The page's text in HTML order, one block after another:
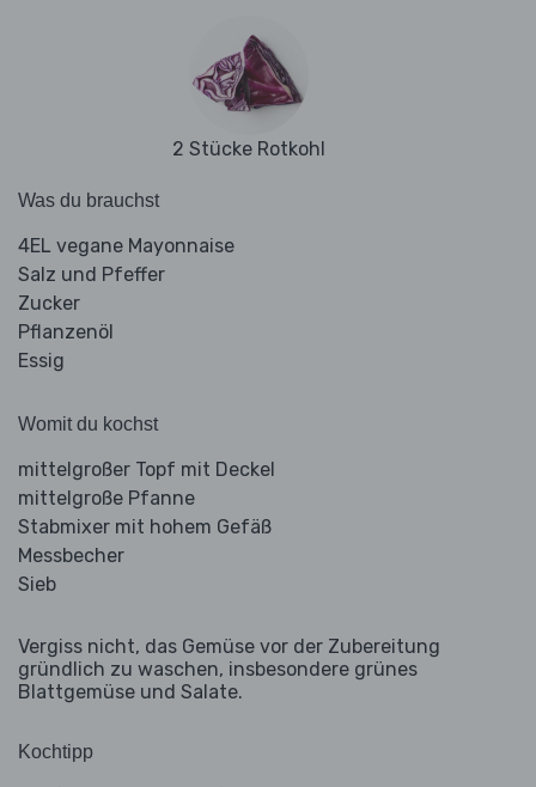
2 Stücke Rotkohl
Was du brauchst
4EL vegane Mayonnaise
Salz und Pfeffer
Zucker
Pflanzenöl
Essig
Womit du kochst
mittelgroßer Topf mit Deckel
mittelgroße Pfanne
Stabmixer mit hohem Gefäß
Messbecher
Sieb
Vergiss nicht, das Gemüse vor der Zubereitung
gründlich zu waschen, insbesondere grünes
Blattgemüse und Salate.
Kochtipp